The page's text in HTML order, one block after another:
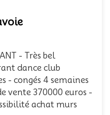
- Très bel
dance club
- congés 4 semaines
vente 370000 euros -
achat murs